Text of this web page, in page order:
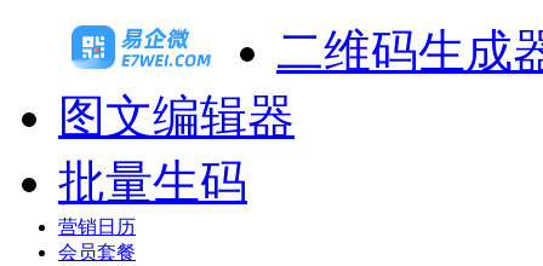
二维码生成
图文编辑器
批量生码
营销日历
会员套餐